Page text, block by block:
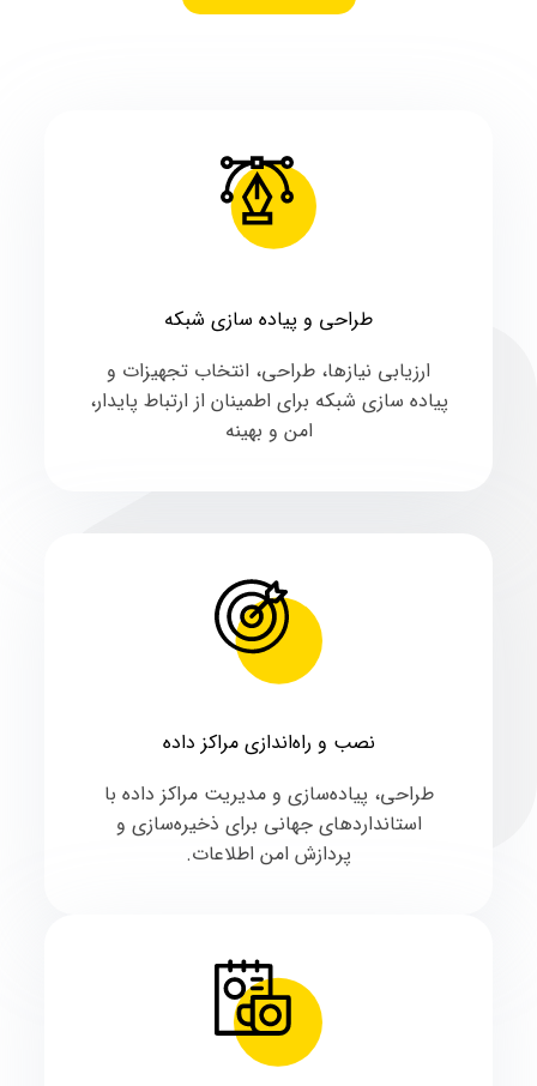
طراحی و پیاده سازی شبکه
ارزیابی نیازها، طراحی، انتخاب تجهیزات و
پیاده سازی شبکه برای اطمینان از ارتباط پایدار،
امن و بهینه
نصب و راه‌اندازی مراکز داده
طراحی، پیاده‌سازی و مدیریت مراکز داده با
استانداردهای جهانی برای ذخیره‌سازی و
پردازش امن اطلاعات.